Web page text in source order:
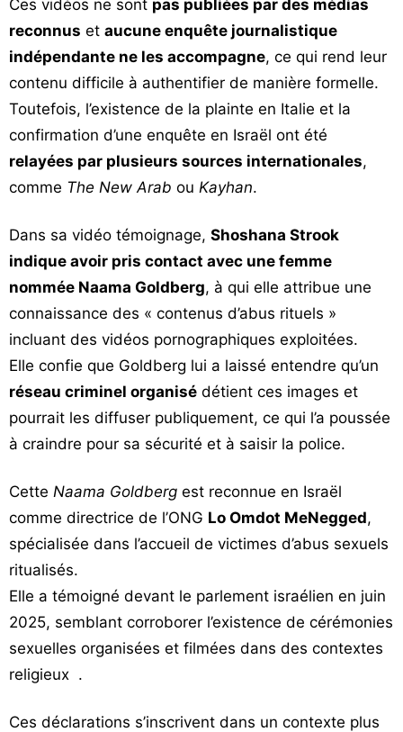
Ces vidéos ne sont pas publiées par des médias
reconnus et aucune enquête journalistique
indépendante ne les accompagne, ce qui rend leur
contenu difficile à authentifier de manière formelle.
Toutefois, l’existence de la plainte en Italie et la
confirmation d’une enquête en Israël ont été
relayées par plusieurs sources internationales,
comme The New Arab ou Kayhan.
Dans sa vidéo témoignage, Shoshana Strook
indique avoir pris contact avec une femme
nommée Naama Goldberg, à qui elle attribue une
connaissance des « contenus d’abus rituels »
incluant des vidéos pornographiques exploitées.
Elle confie que Goldberg lui a laissé entendre qu’un
réseau criminel organisé détient ces images et
pourrait les diffuser publiquement, ce qui l’a poussée
à craindre pour sa sécurité et à saisir la police.
Cette Naama Goldberg est reconnue en Israël
comme directrice de l’ONG Lo Omdot MeNegged,
spécialisée dans l’accueil de victimes d’abus sexuels
ritualisés.
Elle a témoigné devant le parlement israélien en juin
2025, semblant corroborer l’existence de cérémonies
sexuelles organisées et filmées dans des contextes
religieux .
Ces déclarations s’inscrivent dans un contexte plus